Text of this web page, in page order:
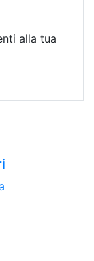
alla tua